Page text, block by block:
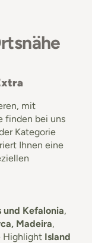
mit
finden bei uns
Kategorie
Ihnen eine
und Kefalonia,
Madeira,
Highlight Island